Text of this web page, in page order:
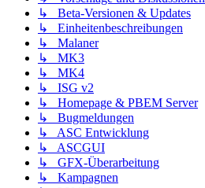
↳ Beta-Versionen & Updates
↳ Einheitenbeschreibungen
↳ Malaner
↳ MK3
↳ MK4
↳ ISG v2
↳ Homepage & PBEM Server
↳ Bugmeldungen
↳ ASC Entwicklung
↳ ASCGUI
↳ GFX-Überarbeitung
↳ Kampagnen